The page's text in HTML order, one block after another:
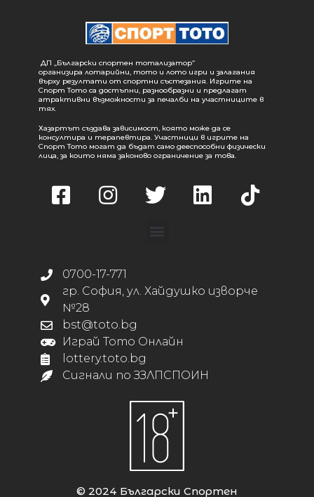
ДП „Български спортен тотализатор“
организира лотарийни, тото и лото игри и залагания
върху резултати от спортни състезания. Игрите на
Спорт Тото са достъпни, разнообразни и предлагат
атрактивни възможности за печалби на участниците в
тях.
Хазартът създава зависимост, която може да се
консултира и терапевтира. Участници в игрите на
Спорт Тото могат да бъдат само дееспособни физически
лица, за които няма законово ограничение за това.
0700-17-771
гр. София, ул. Хайдушко изворче
№28
bst@toto.bg
Играй Тото Онлайн
lottery.toto.bg
Сигнали по ЗЗЛПСПОИН